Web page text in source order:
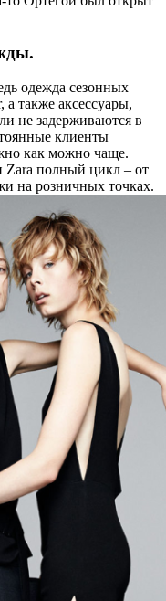
одежда сезонных
а также аксессуары,
не задерживаются в
клиенты
как можно чаще.
полный цикл – от
на розничных точках.